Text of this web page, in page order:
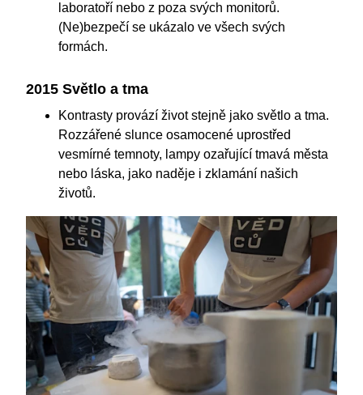
laboratoří nebo z poza svých monitorů.
(Ne)bezpečí se ukázalo ve všech svých
formách.
2015 Světlo a tma
Kontrasty provází život stejně jako světlo a tma.
Rozzářené slunce osamocené uprostřed
vesmírné temnoty, lampy ozařující tmavá města
nebo láska, jako naděje i zklamání našich
životů.